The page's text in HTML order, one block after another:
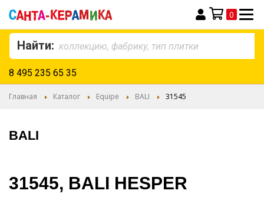
Моя корзина
0
Найти:
8 495 235 65 35
Главная Каталог Equipe BALI 31545
BALI
31545, BALI HESPER